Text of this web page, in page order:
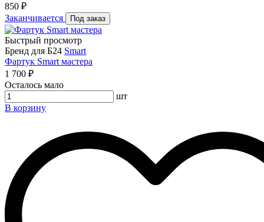
850 ₽
Заканчивается
Под заказ
Быстрый просмотр
Бренд для Б24 Smart
Фартук Smart мастера
1 700 ₽
Осталось мало
шт
В корзину